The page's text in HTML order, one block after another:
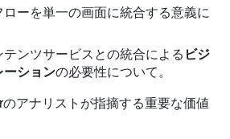
ーを単一の画面に統合する意義に
ンツサービスとの統合による ビジ
ーションの必要性について。
アナリストが指摘する重要な価値